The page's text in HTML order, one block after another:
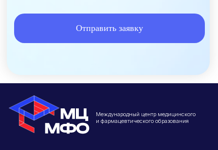
Для фармацевтов
Со средним образованием
Аккредитация
Сопровождение первичной
Категория «под ключ»
Периодическая аккредитация «под ключ»